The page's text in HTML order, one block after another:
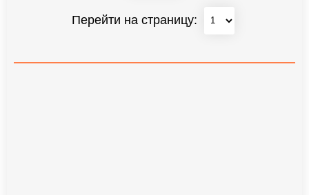
Перейти на страницу: